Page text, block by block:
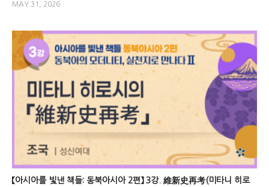
MAY 31, 2026
【아시아를 빛낸 책들: 동북아시아 2편】 3강. 維新史再考(미타니 히로